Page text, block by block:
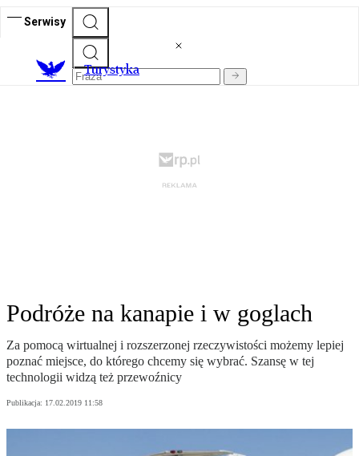
Serwisy
Turystyka
Podróże na kanapie i w goglach
Za pomocą wirtualnej i rozszerzonej rzeczywistości możemy lepiej
poznać miejsce, do którego chcemy się wybrać. Szansę w tej
technologii widzą też przewoźnicy
Publikacja: 17.02.2019 11:58